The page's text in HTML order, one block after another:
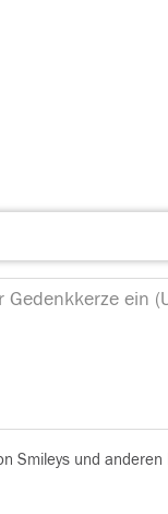
Smileys und